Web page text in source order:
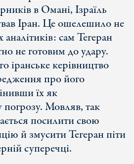
в Омані, Ізраїль
Іран. Це ошелешило не
аналітиків: сам Тегеран
не готовим до удару.
іранське керівництво
про його
їх як
погрозу. Мовляв, так
посилити свою
й змусити Тегеран піти
суперечці.